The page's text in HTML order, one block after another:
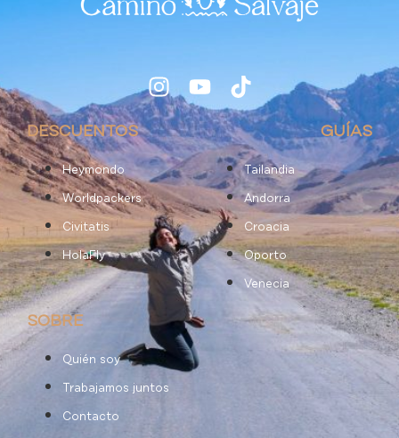
DESCUENTOS
Heymondo
Worldpackers
Civitatis
HolaFly
GUÍAS
Tailandia
Andorra
Croacia
Oporto
Venecia
SOBRE
Quién soy
Trabajamos juntos
Contacto